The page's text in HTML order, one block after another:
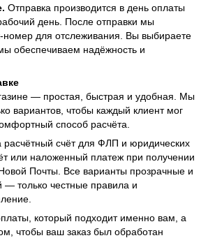
Отправка производится в день оплаты
день. После отправки мы
номер для отслеживания. Вы выбираете
обеспечиваем надёжность и
— простая, быстрая и удобная. Мы
вариантов, чтобы каждый клиент мог
способ расчёта.
расчётный счёт для ФЛП и юридических
или наложенный платеж при получении
Почты. Все варианты прозрачные и
— только честные правила и
который подходит именно вам, а
чтобы ваш заказ был обработан